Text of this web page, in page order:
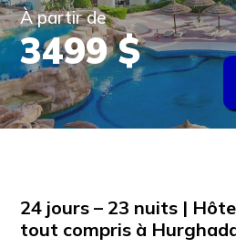
À partir de
3499 $
24 jours – 23 nuits |
tout compris à